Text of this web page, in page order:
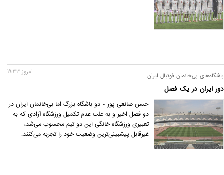
باشگاه‌های بی‌خانمان فوتبال ایران
دور ایران در یک فصل
امروز 19:33
حسن صانعی پور - دو باشگاه بزرگ اما بی‌خانمان ایران در
دو فصل اخیر و به علت عدم تکمیل ورزشگاه آزادی که به
تعبیری ورزشگاه خانگی این دو تیم محسوب می‌شد،
غیرقابل پیشبینی‌ترین وضعیت خود را تجربه می‌کنند.